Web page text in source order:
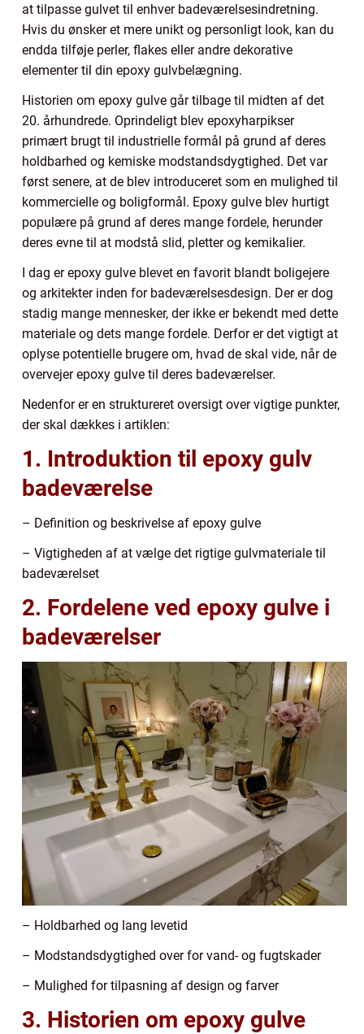
at tilpasse gulvet til enhver badeværelsesindretning.
Hvis du ønsker et mere unikt og personligt look, kan du
endda tilføje perler, flakes eller andre dekorative
elementer til din epoxy gulvbelægning.
Historien om epoxy gulve går tilbage til midten af det
20. århundrede. Oprindeligt blev epoxyharpikser
primært brugt til industrielle formål på grund af deres
holdbarhed og kemiske modstandsdygtighed. Det var
først senere, at de blev introduceret som en mulighed til
kommercielle og boligformål. Epoxy gulve blev hurtigt
populære på grund af deres mange fordele, herunder
deres evne til at modstå slid, pletter og kemikalier.
I dag er epoxy gulve blevet en favorit blandt boligejere
og arkitekter inden for badeværelsesdesign. Der er dog
stadig mange mennesker, der ikke er bekendt med dette
materiale og dets mange fordele. Derfor er det vigtigt at
oplyse potentielle brugere om, hvad de skal vide, når de
overvejer epoxy gulve til deres badeværelser.
Nedenfor er en struktureret oversigt over vigtige punkter,
der skal dækkes i artiklen:
1. Introduktion til epoxy gulv
badeværelse
– Definition og beskrivelse af epoxy gulve
– Vigtigheden af at vælge det rigtige gulvmateriale til
badeværelset
2. Fordelene ved epoxy gulve i
badeværelser
– Holdbarhed og lang levetid
– Modstandsdygtighed over for vand- og fugtskader
– Mulighed for tilpasning af design og farver
3. Historien om epoxy gulve